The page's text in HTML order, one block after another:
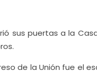
sus puertas a la
de la Unión fue el